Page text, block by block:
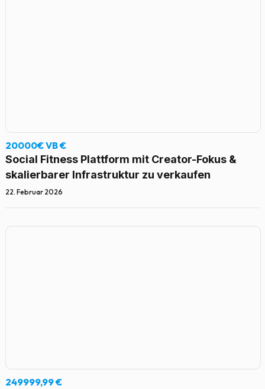
20000€ VB €
Social Fitness Plattform mit Creator-Fokus &
skalierbarer Infrastruktur zu verkaufen
22. Februar 2026
249999,99 €